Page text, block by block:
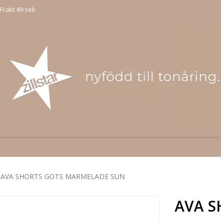
Frakt 49 sek
AVA SHORTS GOTS MARMELADE SUN
AVA